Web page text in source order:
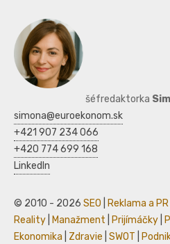
šéfredaktorka
simona@euroekonom.sk
+421 907 234 066
+420 774 699 168
LinkedIn
© 2010 - 2026 SEO Reklama a PR
Reality
Manažment Prijímáčky
Ekonomika
Zdravie SWOT